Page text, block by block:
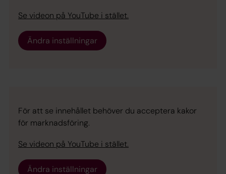
Se videon på YouTube i stället.
Ändra inställningar
För att se innehållet behöver du acceptera kakor
för marknadsföring.
Se videon på YouTube i stället.
Ändra inställningar